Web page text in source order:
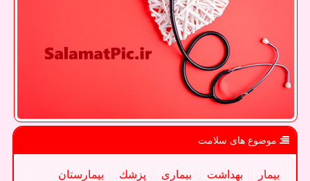
موضوع های سلامت
بیمار بهداشت بیماری پزشك
بیمارستان